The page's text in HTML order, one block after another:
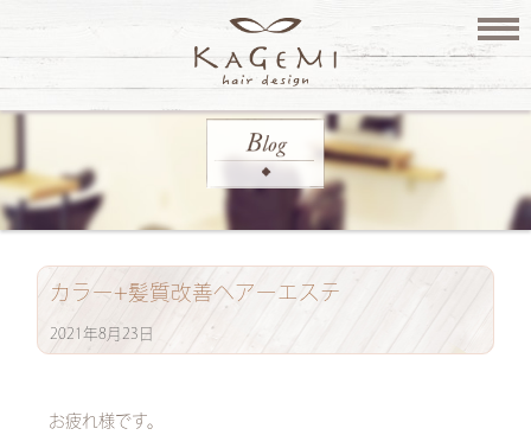
カラー+髪質改善ヘアーエステ
2021年8月23日
お疲れ様です。